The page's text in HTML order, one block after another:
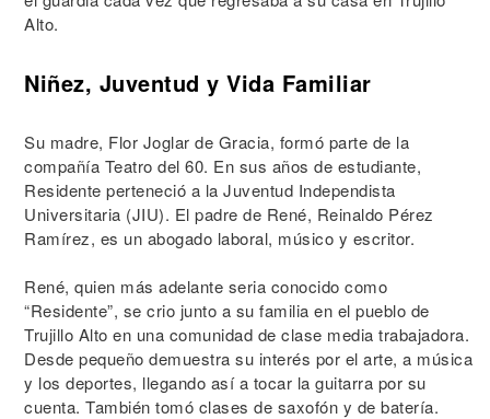
Alto.
Niñez, Juventud y Vida Familiar
Su madre, Flor Joglar de Gracia, formó parte de la
compañía Teatro del 60. En sus años de estudiante,
Residente perteneció a la Juventud Independista
Universitaria (JIU). El padre de René, Reinaldo Pérez
Ramírez, es un abogado laboral, músico y escritor.
René, quien más adelante seria conocido como
“Residente”, se crio junto a su familia en el pueblo de
Trujillo Alto en una comunidad de clase media trabajadora.
Desde pequeño demuestra su interés por el arte, a música
y los deportes, llegando así a tocar la guitarra por su
cuenta. También tomó clases de saxofón y de batería.